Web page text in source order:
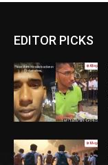
EDITOR PICKS